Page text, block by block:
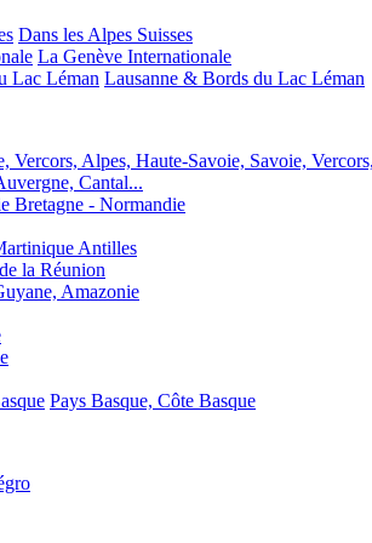
Dans les Alpes Suisses
La Genève Internationale
Lac Léman Lausanne & Bords du Lac Léman
Vercors, Alpes, Haute-Savoie, Savoie,
Cantal...
Bretagne - Normandie
Antilles
la Réunion
Amazonie
Pays Basque, Côte Basque